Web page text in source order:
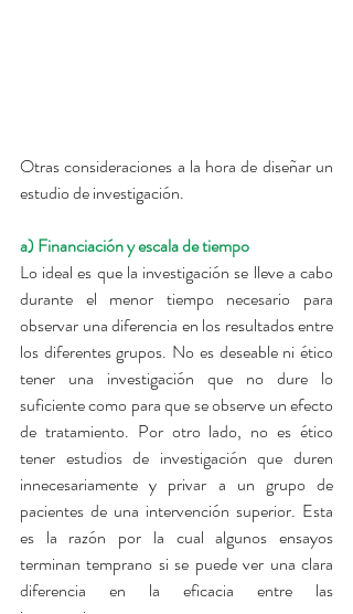
Otras consideraciones a la hora de diseñar un
estudio de investigación.
a) Financiación y escala de tiempo
Lo ideal es que la investigación se lleve a cabo
durante el menor tiempo necesario para
observar una diferencia en los resultados entre
los diferentes grupos. No es deseable ni ético
tener una investigación que no dure lo
suficiente como para que se observe un efecto
de tratamiento. Por otro lado, no es ético
tener estudios de investigación que duren
innecesariamente y privar a un grupo de
pacientes de una intervención superior. Esta
es la razón por la cual algunos ensayos
terminan temprano si se puede ver una clara
diferencia en la eficacia entre las